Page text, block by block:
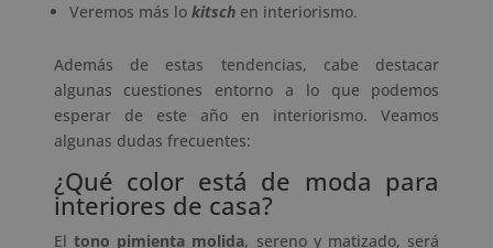
Veremos más lo kitschen interiorismo.
Además de estas tendencias, cabe destacar
algunas cuestiones entorno a lo que podemos
esperar de este año en interiorismo. Veamos
algunas dudas frecuentes:
¿Qué color está de moda para
interiores de casa?
El tono pimienta molida, sereno y matizado, será